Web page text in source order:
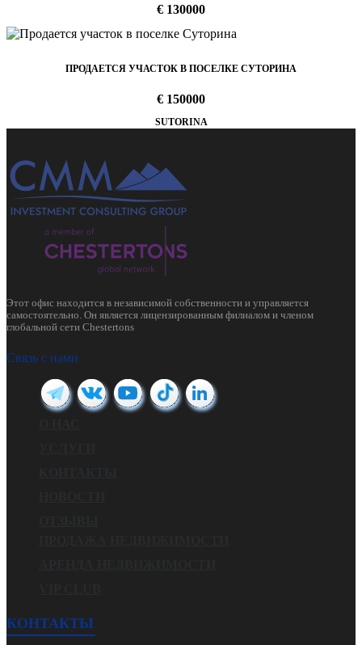
€ 130000
ПРОДАЕТСЯ УЧАСТОК В ПОСЕЛКЕ СУТОРИНА
€ 150000
SUTORINA
Этот офис находится в независимой собственности и управляется
самостоятельно. Он является лицензированным филиалом и членом
глобальной сети Chestertons
Связь с нами
КОНТАКТЫ